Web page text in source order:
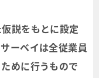
説をもとに設定
ーベイは全従業員
めに行うもので